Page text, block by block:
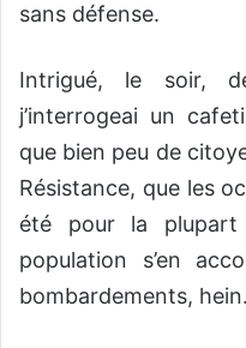
sans défense.
Intrigué, le soir,
j’interrogeai un
que bien peu de
Résistance, que les
été pour la
population s’en
bombardements,